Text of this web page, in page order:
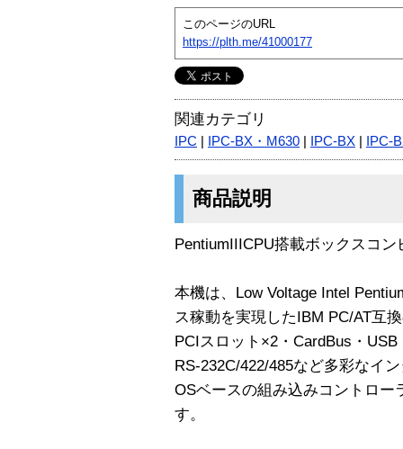
このページのURL
https://plth.me/41000177
関連カテゴリ
IPC IPC-BX・M630 IPC-BX IPC-
商品説明
PentiumIIICPU搭載ボックスコ
本機は、Low Voltage Intel
ス稼動を実現したIBM PC/AT互
PCIスロット×2・CardBus・
RS-232C/422/485など多彩なイ
OSベースの組み込みコントロ
す。